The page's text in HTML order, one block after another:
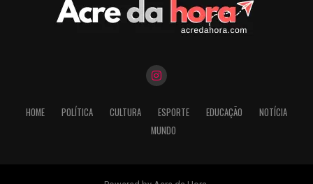
HOME POLÍTICA CULTURA ESPORTE EDUCAÇÃO
NOTÍCIA
MUNDO